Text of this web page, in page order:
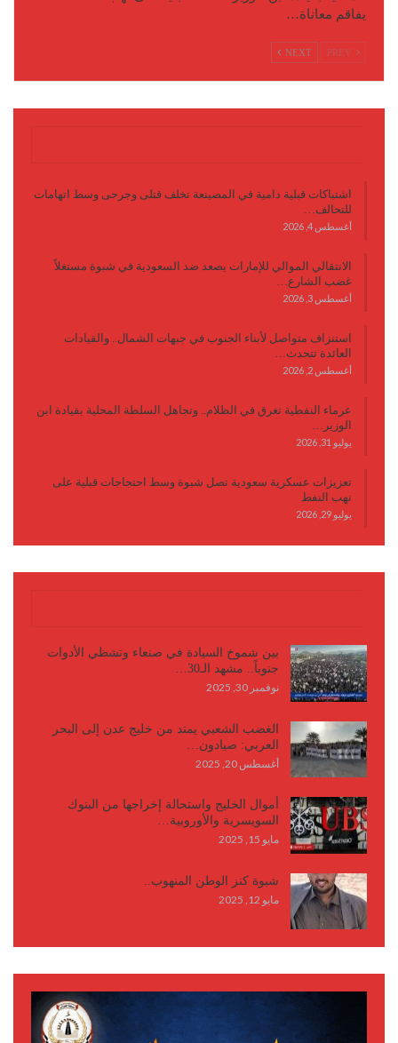
يفاقم معاناة…
NEXT
اشتباكات قبلية دامية في المصينعة تخلف قتلى وجرحى وسط اتهامات
للتحالف…
أغسطس 4, 2026
الانتقالي الموالي للإمارات يصعد ضد السعودية في شبوة مستغلاً
غضب الشارع…
أغسطس 3, 2026
استنزاف متواصل لأبناء الجنوب في جبهات الشمال.. والقيادات
العائدة تتحدث…
أغسطس 2, 2026
عرماء النفطية تغرق في الظلام.. وتجاهل السلطة المحلية بقيادة ابن
الوزير…
يوليو 31, 2026
تعزيزات عسكرية سعودية تصل شبوة وسط احتجاجات قبلية على
نهب النفط
يوليو 29, 2026
بين شموخ السيادة في صنعاء وتشظي الأدوات
جنوباً.. مشهد الـ30…
نوفمبر 30, 2025
الغضب الشعبي يمتد من خليج عدن إلى البحر
العربي: صيادون…
أغسطس 20, 2025
أموال الخليج واستحالة إخراجها من البنوك
السويسرية والأوروبية…
مايو 15, 2025
شبوة كنز الوطن المنهوب..
مايو 12, 2025